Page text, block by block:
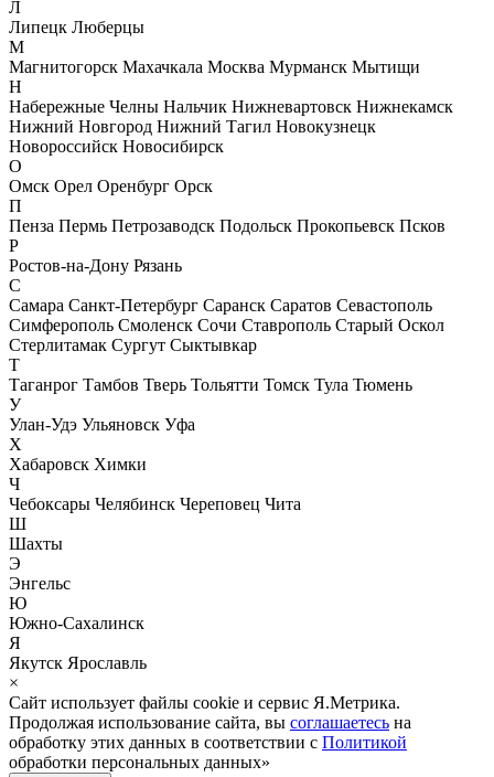
Л
Липецк Люберцы
М
Магнитогорск Махачкала Москва Мурманск Мытищи
Н
Набережные Челны Нальчик Нижневартовск Нижнекамск
Нижний Новгород Нижний Тагил Новокузнецк
Новороссийск Новосибирск
О
Омск Орел Оренбург Орск
П
Пенза Пермь Петрозаводск Подольск Прокопьевск Псков
Р
Ростов-на-Дону Рязань
С
Самара Санкт-Петербург Саранск Саратов Севастополь
Симферополь Смоленск Сочи Ставрополь Старый Оскол
Стерлитамак Сургут Сыктывкар
Т
Таганрог Тамбов Тверь Тольятти Томск Тула Тюмень
У
Улан-Удэ Ульяновск Уфа
Х
Хабаровск Химки
Ч
Чебоксары Челябинск Череповец Чита
Ш
Шахты
Э
Энгельс
Ю
Южно-Сахалинск
Я
Якутск Ярославль
×
Сайт использует файлы cookie и сервис Я.Метрика.
Продолжая использование сайта, вы соглашаетесь на
обработку этих данных в соответствии с Политикой
обработки персональных данных»